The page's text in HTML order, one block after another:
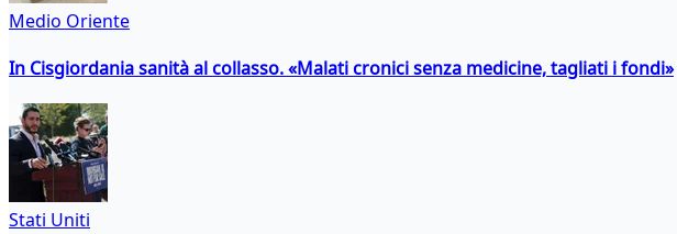
Medio Oriente
In Cisgiordania sanità al collasso. «Malati cronici senza medicine, tagliati i fondi»
Stati Uniti